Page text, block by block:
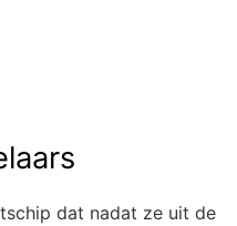
dat nadat ze uit de